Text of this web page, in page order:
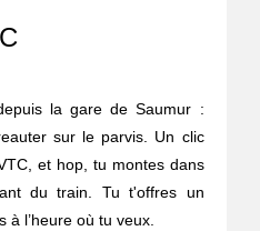
la gare de Saumur :
sur le parvis. Un clic
et hop, tu montes dans
du train. Tu t'offres un
à l’heure où tu veux.